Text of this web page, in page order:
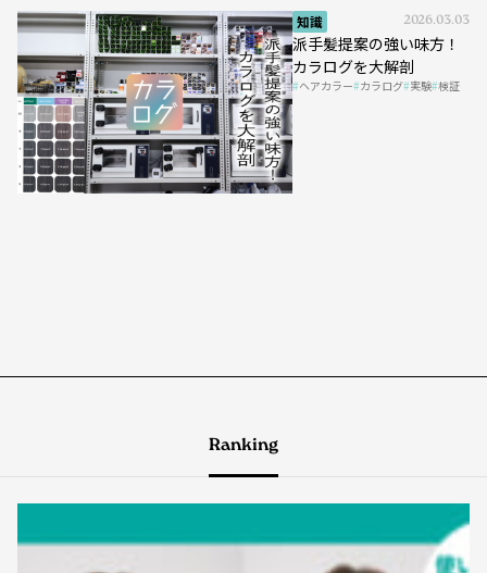
知識 2026.03.03
派手髪提案の強い味方！
カラログを大解剖
ヘアカラー カラログ 実験 検証
Ranking